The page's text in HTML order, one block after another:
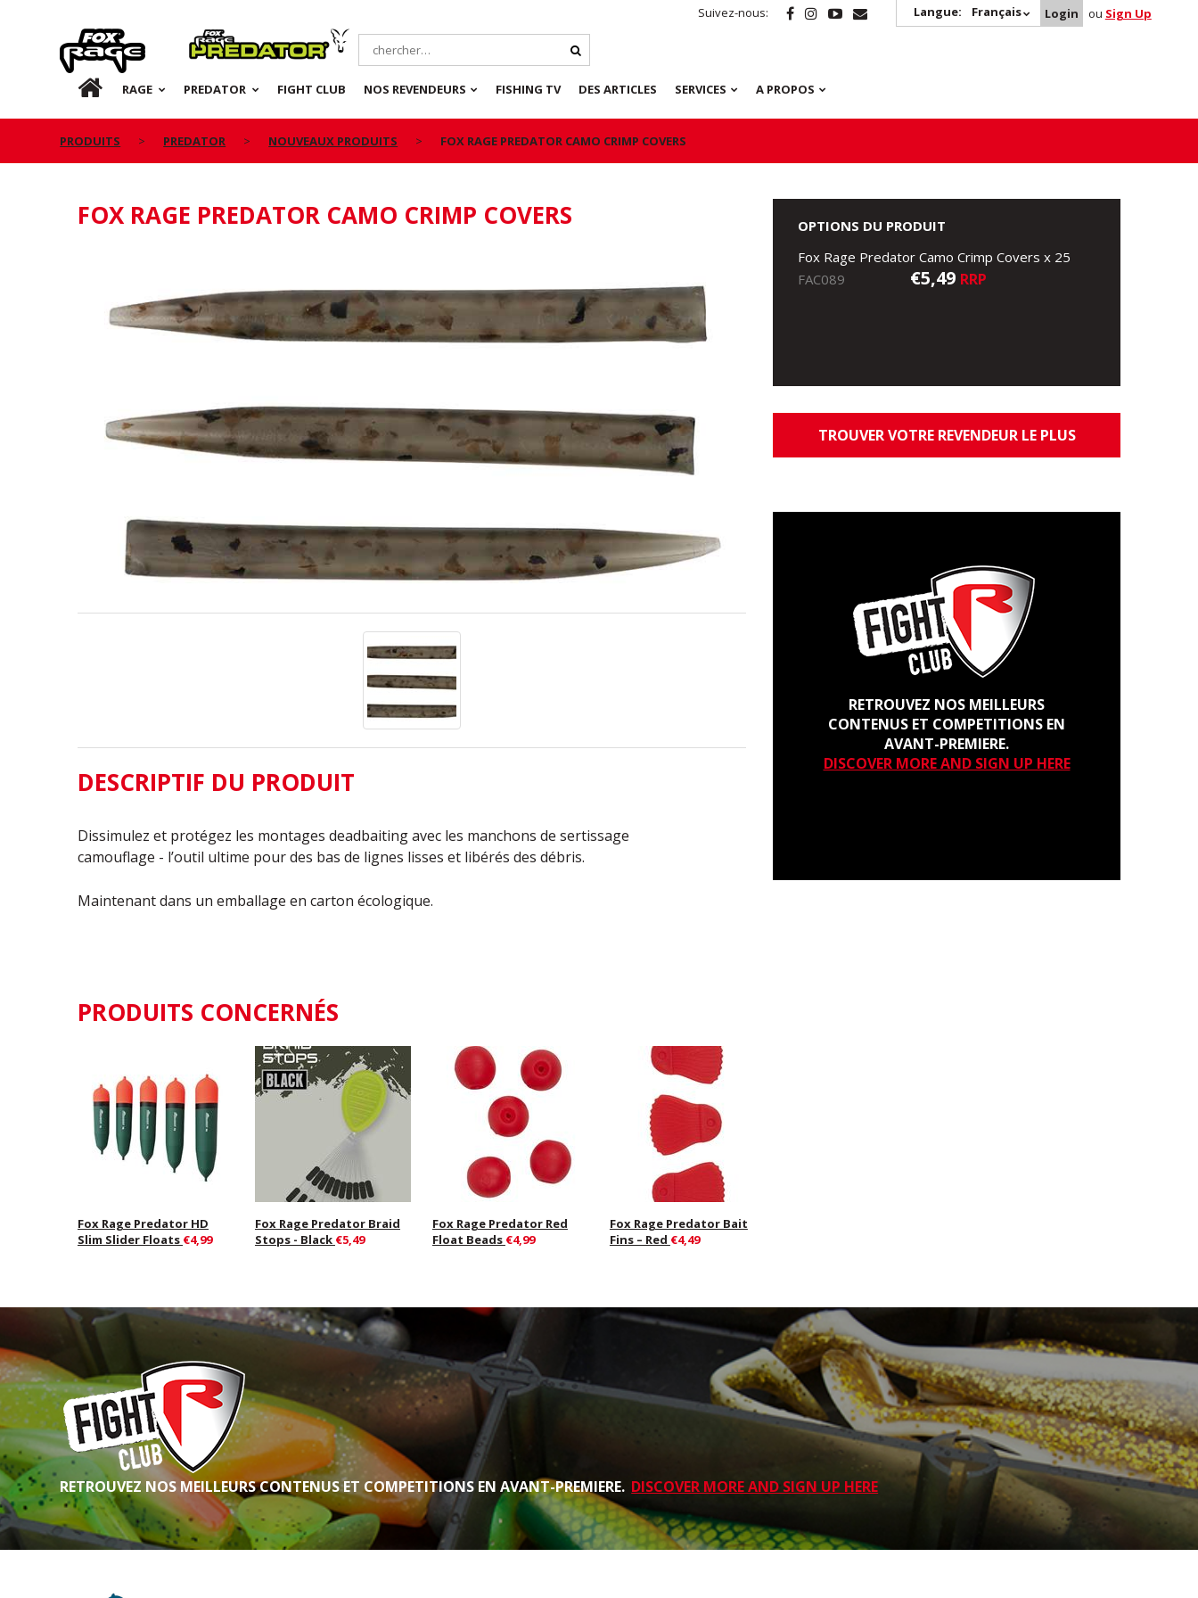
Suivez-nous: Langue: Français Login ou Sign Up
Rage Predator
FR RAGE PREDATOR FIGHT CLUB NOS REVENDEURS FISHING TV DES ARTICLES SERVICES A PROPOS
PRODUITS PREDATOR NOUVEAUX PRODUITS FOX RAGE PREDATOR CAMO CRIMP COVERS
FOX RAGE PREDATOR CAMO CRIMP COVERS
DESCRIPTIF DU PRODUIT
Dissimulez et protégez les montages deadbaiting avec les manchons de sertissage
camouflage - l’outil ultime pour des bas de lignes lisses et libérés des débris.
Maintenant dans un emballage en carton écologique.
OPTIONS DU PRODUIT
Fox Rage Predator Camo Crimp Covers x 25
FAC089
€5,49 RRP
TROUVER VOTRE REVENDEUR LE PLUS
RETROUVEZ NOS MEILLEURS
CONTENUS ET COMPETITIONS EN
AVANT-PREMIERE.
DISCOVER MORE AND SIGN UP HERE
PRODUITS CONCERNÉS
Fox Rage Predator HD
Slim Slider Floats €4,99
Fox Rage Predator Braid
Stops - Black €5,49
Fox Rage Predator Red
Float Beads €4,99
Fox Rage Predator Bait
Fins – Red €4,49
RETROUVEZ NOS MEILLEURS CONTENUS ET COMPETITIONS EN AVANT-PREMIERE. DISCOVER MORE AND SIGN UP HERE